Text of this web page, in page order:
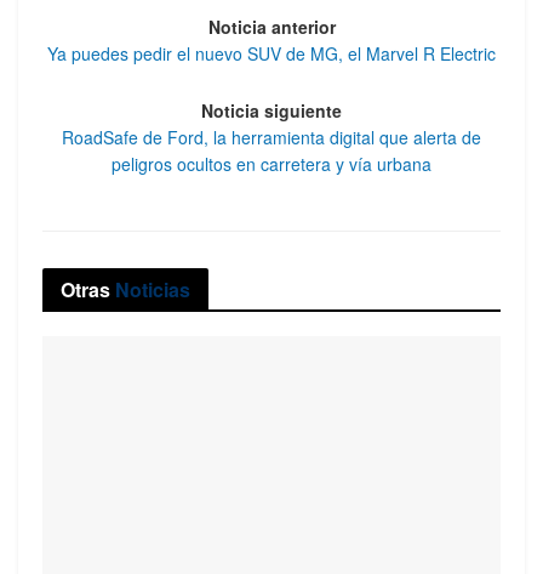
Noticia anterior
Ya puedes pedir el nuevo SUV de MG, el Marvel R Electric
Noticia siguiente
RoadSafe de Ford, la herramienta digital que alerta de
peligros ocultos en carretera y vía urbana
Otras Noticias